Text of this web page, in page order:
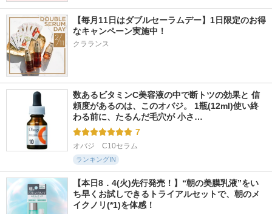
【毎月11日はダブルセーラムデー】1日限定のお得
なキャンペーン実施中！
クラランス
数あるビタミンC美容液の中で断トツの効果と 信
頼度があるのは、このオバジ。 1瓶(12ml)使い終
わる前に、たるんだ毛穴が 小さ…
7
オバジ　C10セラム
ランキングIN
【本日8．4(火)先行発売！】“朝の美膜乳液”をい
ち早くお試しできるトライアルセットで、朝のメ
イクノリ(*1)を体感！